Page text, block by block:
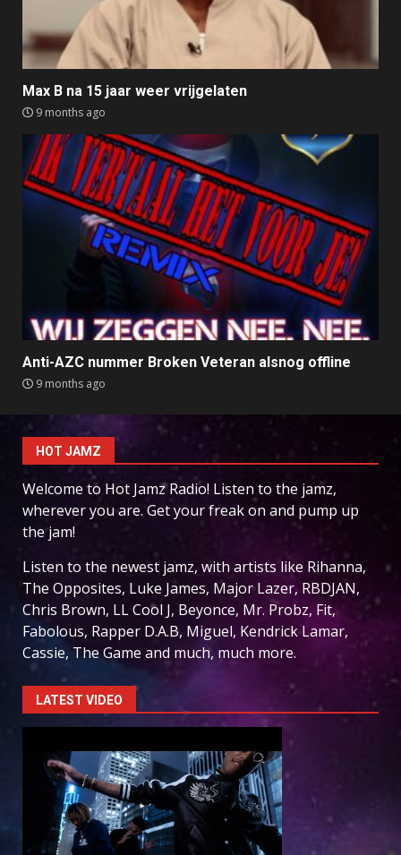
Max B na 15 jaar weer vrijgelaten
9 months ago
Anti-AZC nummer Broken Veteran alsnog offline
9 months ago
HOT JAMZ
Welcome to Hot Jamz Radio! Listen to the jamz,
wherever you are. Get your freak on and pump up
the jam!
Listen to the newest jamz, with artists like Rihanna,
The Opposites, Luke James, Major Lazer, RBDJAN,
Chris Brown, LL Cool J, Beyonce, Mr. Probz, Fit,
Fabolous, Rapper D.A.B, Miguel, Kendrick Lamar,
Cassie, The Game and much, much more.
LATEST VIDEO